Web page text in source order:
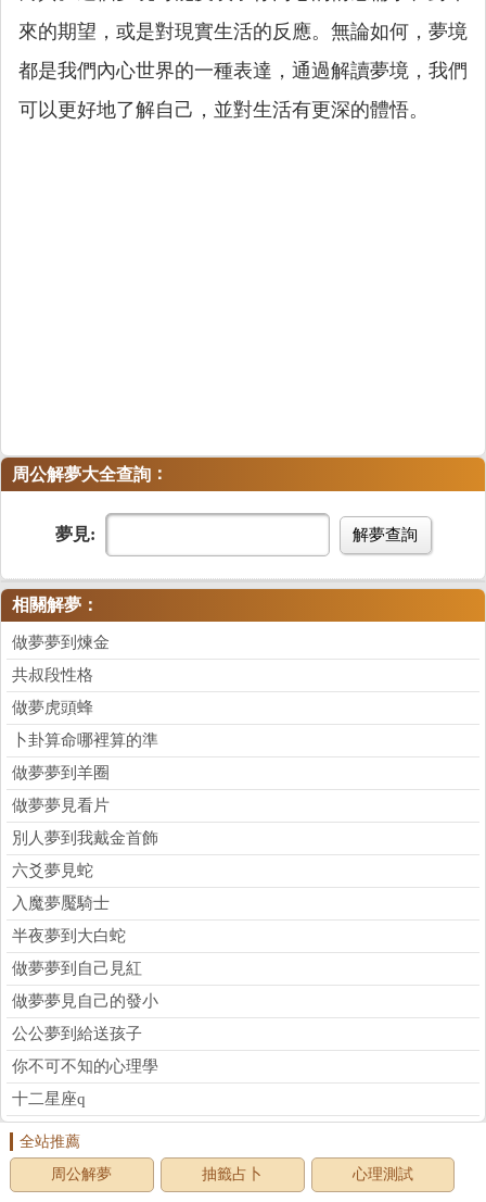
來的期望，或是對現實生活的反應。無論如何，夢境
都是我們內心世界的一種表達，通過解讀夢境，我們
可以更好地了解自己，並對生活有更深的體悟。
周公解夢大全查詢 ：
夢見: 解夢查詢
相關解夢：
做夢夢到煉金
共叔段性格
做夢虎頭蜂
卜卦算命哪裡算的準
做夢夢到羊圈
做夢夢見看片
別人夢到我戴金首飾
六爻夢見蛇
入魔夢魘騎士
半夜夢到大白蛇
做夢夢到自己見紅
做夢夢見自己的發小
公公夢到給送孩子
你不可不知的心理學
十二星座q
全站推薦
周公解夢
抽籤占卜 心理測試